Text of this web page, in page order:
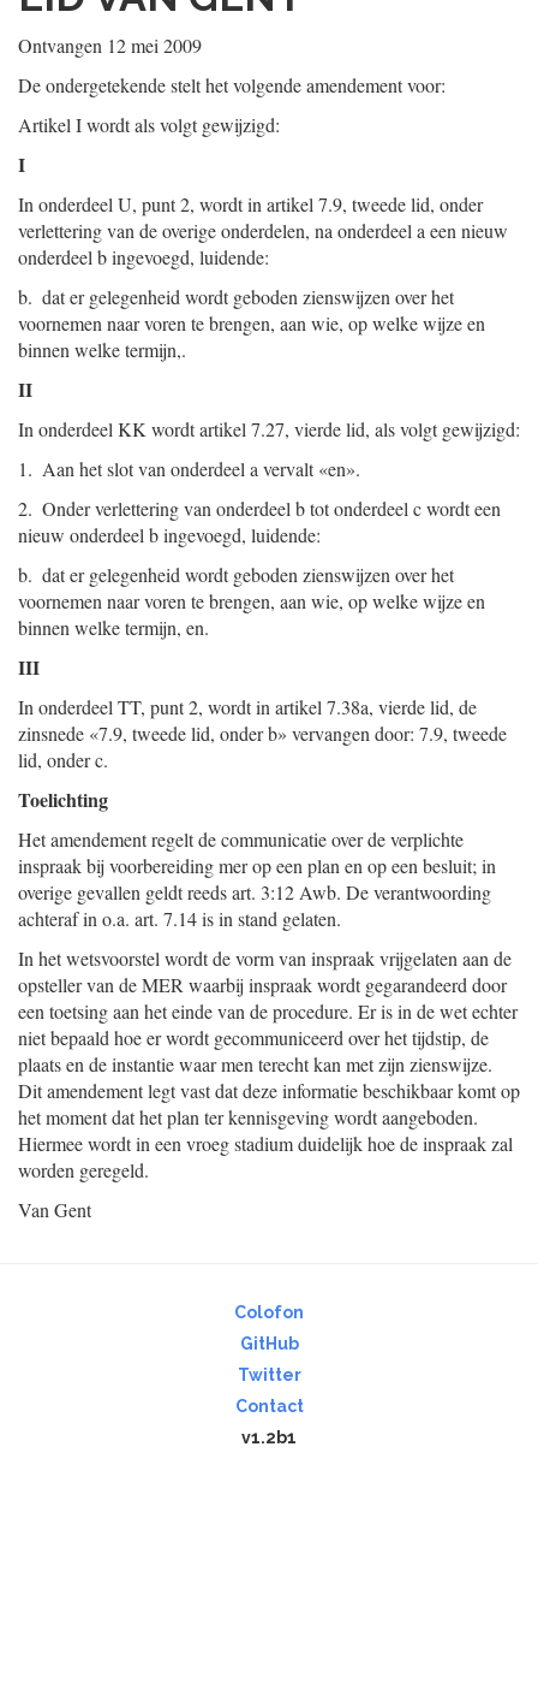
Ontvangen 12 mei 2009
De ondergetekende stelt het volgende amendement voor:
Artikel I wordt als volgt gewijzigd:
I
In onderdeel U, punt 2, wordt in artikel 7.9, tweede lid, onder
verlettering van de overige onderdelen, na onderdeel a een nieuw
onderdeel b ingevoegd, luidende:
b. dat er gelegenheid wordt geboden zienswijzen over het
voornemen naar voren te brengen, aan wie, op welke wijze en
binnen welke termijn,.
II
In onderdeel KK wordt artikel 7.27, vierde lid, als volgt gewijzigd:
1. Aan het slot van onderdeel a vervalt «en».
2. Onder verlettering van onderdeel b tot onderdeel c wordt een
nieuw onderdeel b ingevoegd, luidende:
b. dat er gelegenheid wordt geboden zienswijzen over het
voornemen naar voren te brengen, aan wie, op welke wijze en
binnen welke termijn, en.
III
In onderdeel TT, punt 2, wordt in artikel 7.38a, vierde lid, de
zinsnede «7.9, tweede lid, onder b» vervangen door: 7.9, tweede
lid, onder c.
Toelichting
Het amendement regelt de communicatie over de verplichte
inspraak bij voorbereiding mer op een plan en op een besluit; in
overige gevallen geldt reeds art. 3:12 Awb. De verantwoording
achteraf in o.a. art. 7.14 is in stand gelaten.
In het wetsvoorstel wordt de vorm van inspraak vrijgelaten aan de
opsteller van de MER waarbij inspraak wordt gegarandeerd door
een toetsing aan het einde van de procedure. Er is in de wet echter
niet bepaald hoe er wordt gecommuniceerd over het tijdstip, de
plaats en de instantie waar men terecht kan met zijn zienswijze.
Dit amendement legt vast dat deze informatie beschikbaar komt op
het moment dat het plan ter kennisgeving wordt aangeboden.
Hiermee wordt in een vroeg stadium duidelijk hoe de inspraak zal
worden geregeld.
Van Gent
Colofon
GitHub
Twitter
Contact
v1.2b1